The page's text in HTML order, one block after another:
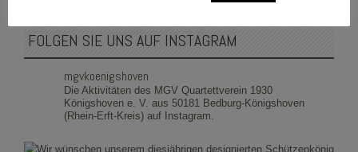
FOLGEN SIE UNS AUF INSTAGRAM
mgvkoenigshoven
Die Aktivitäten des MGV Quartettverein 1930
Königshoven e. V. aus 50181 Bedburg-Königshoven
(Rhein-Erft-Kreis) auf Instagram.